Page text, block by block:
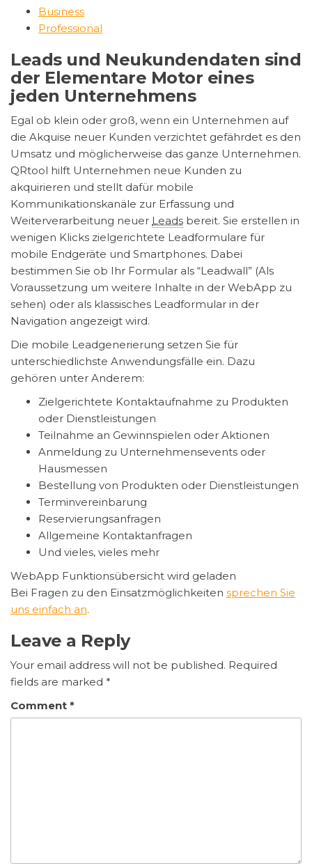
Business
Professional
Leads und Neukundendaten sind
der Elementare Motor eines
jeden Unternehmens
Egal ob klein oder groß, wenn ein Unternehmen auf
die Akquise neuer Kunden verzichtet gefährdet es den
Umsatz und möglicherweise das ganze Unternehmen.
QRtool hilft Unternehmen neue Kunden zu
akquirieren und stellt dafür mobile
Kommunikationskanäle zur Erfassung und
Weiterverarbeitung neuer Leads bereit. Sie erstellen in
wenigen Klicks zielgerichtete Leadformulare für
mobile Endgeräte und Smartphones. Dabei
bestimmen Sie ob Ihr Formular als “Leadwall” (Als
Voraussetzung um weitere Inhalte in der WebApp zu
sehen) oder als klassisches Leadformular in der
Navigation angezeigt wird.
Die mobile Leadgenerierung setzen Sie für
unterschiedlichste Anwendungsfälle ein. Dazu
gehören unter Anderem:
Zielgerichtete Kontaktaufnahme zu Produkten
oder Dienstleistungen
Teilnahme an Gewinnspielen oder Aktionen
Anmeldung zu Unternehmensevents oder
Hausmessen
Bestellung von Produkten oder Dienstleistungen
Terminvereinbarung
Reservierungsanfragen
Allgemeine Kontaktanfragen
Und vieles, vieles mehr
WebApp Funktionsübersicht wird geladen
Bei Fragen zu den Einsatzmöglichkeiten sprechen Sie
uns einfach an.
Leave a Reply
Your email address will not be published. Required
fields are marked *
Comment *